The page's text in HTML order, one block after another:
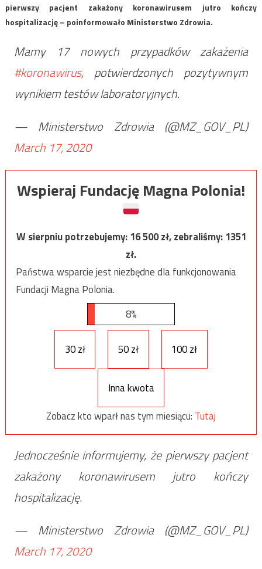
pierwszy pacjent zakażony koronawirusem jutro kończy
hospitalizację – poinformowało Ministerstwo Zdrowia.
Mamy 17 nowych przypadków zakażenia
#koronawirus, potwierdzonych pozytywnym
wynikiem testów laboratoryjnych.
— Ministerstwo Zdrowia (@MZ_GOV_PL)
March 17, 2020
Wspieraj Fundację Magna Polonia!
W sierpniu potrzebujemy:16 500zł, zebraliśmy:1351
zł.
Państwa wsparcie jest niezbędne dla funkcjonowania
Fundacji Magna Polonia.
8%
30 zł 50 zł 100 zł
Inna kwota
Zobacz kto wparł nas tym miesiącu: Tutaj
Jednocześnie informujemy, że pierwszy pacjent
zakażony koronawirusem jutro kończy
hospitalizację.
— Ministerstwo Zdrowia (@MZ_GOV_PL)
March 17, 2020